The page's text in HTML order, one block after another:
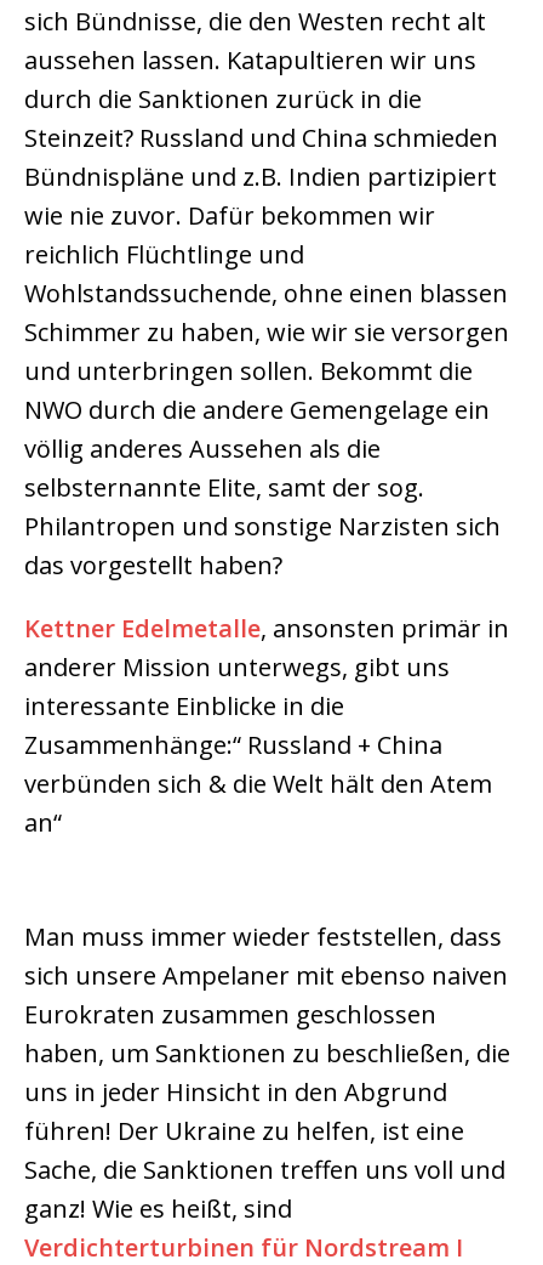
sich Bündnisse, die den Westen recht alt
aussehen lassen. Katapultieren wir uns
durch die Sanktionen zurück in die
Steinzeit? Russland und China schmieden
Bündnispläne und z.B. Indien partizipiert
wie nie zuvor. Dafür bekommen wir
reichlich Flüchtlinge und
Wohlstandssuchende, ohne einen blassen
Schimmer zu haben, wie wir sie versorgen
und unterbringen sollen. Bekommt die
NWO durch die andere Gemengelage ein
völlig anderes Aussehen als die
selbsternannte Elite, samt der sog.
Philantropen und sonstige Narzisten sich
das vorgestellt haben?
Kettner Edelmetalle, ansonsten primär in
anderer Mission unterwegs, gibt uns
interessante Einblicke in die
Zusammenhänge:“ Russland + China
verbünden sich & die Welt hält den Atem
an“
Man muss immer wieder feststellen, dass
sich unsere Ampelaner mit ebenso naiven
Eurokraten zusammen geschlossen
haben, um Sanktionen zu beschließen, die
uns in jeder Hinsicht in den Abgrund
führen! Der Ukraine zu helfen, ist eine
Sache, die Sanktionen treffen uns voll und
ganz! Wie es heißt, sind
Verdichterturbinen für Nordstream I